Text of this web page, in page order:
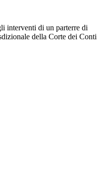
interventi di un parterre di
della Corte dei Conti